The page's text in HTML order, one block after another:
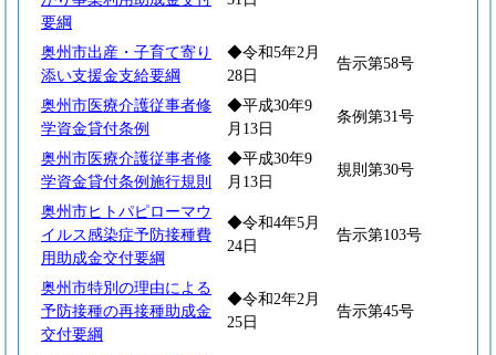
要綱
奥州市出産・子育て寄り
添い支援金支給要綱
◆令和5年2月
28日
告示第58号
奥州市医療介護従事者修
学資金貸付条例
◆平成30年9
月13日
条例第31号
奥州市医療介護従事者修
学資金貸付条例施行規則
◆平成30年9
月13日
規則第30号
奥州市ヒトパピローマウ
イルス感染症予防接種費
用助成金交付要綱
◆令和4年5月
24日
告示第103号
奥州市特別の理由による
予防接種の再接種助成金
交付要綱
◆令和2年2月
25日
告示第45号